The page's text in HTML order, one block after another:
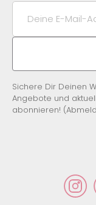
Deine
Mail-
Sichere Dir Deinen
Angebote und
abonnieren!